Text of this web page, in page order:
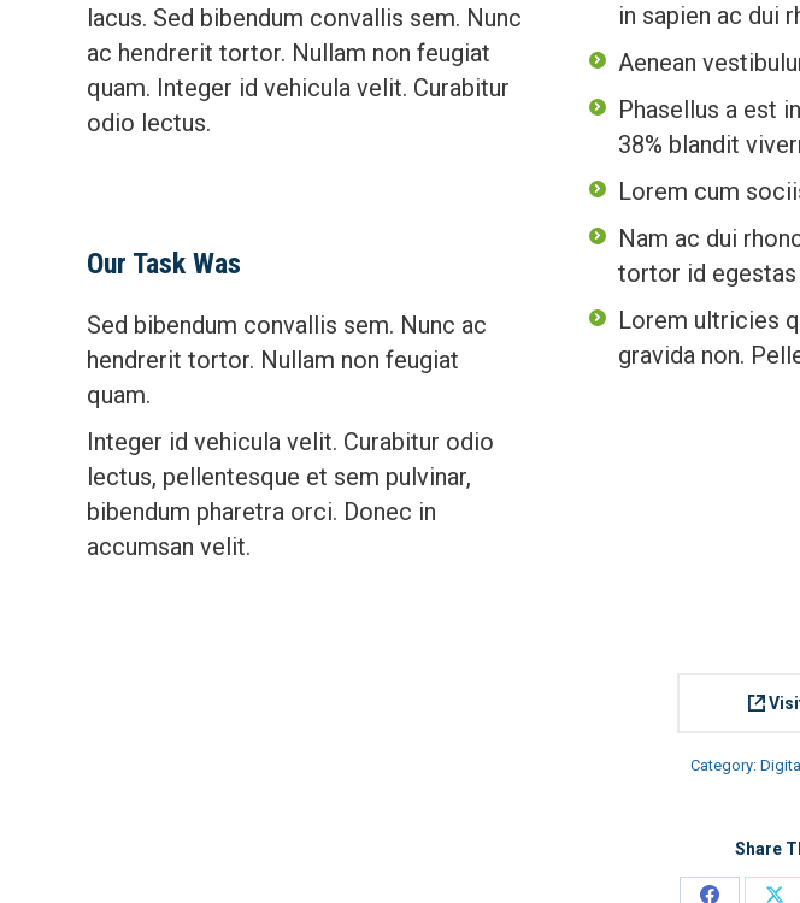
lacus. Sed bibendum convallis sem. Nunc
ac hendrerit tortor. Nullam non feugiat
quam. Integer id vehicula velit. Curabitur
odio lectus.
Our Task Was
Sed bibendum convallis sem. Nunc ac
hendrerit tortor. Nullam non feugiat
quam.
Integer id vehicula velit. Curabitur odio
lectus, pellentesque et sem pulvinar,
bibendum pharetra orci. Donec in
accumsan velit.
in sapien ac dui
Aenean
Phasellus a est
38% blandit
Lorem cum
Nam ac dui
tortor id
Lorem ultricies
gravida non.
Category: Digital
Share